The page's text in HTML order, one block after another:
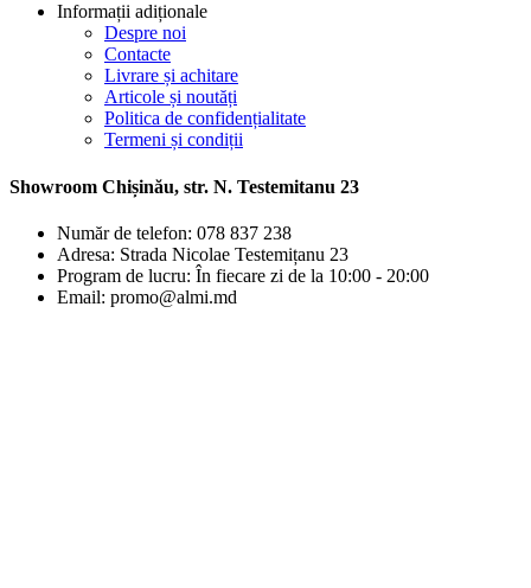
Informații adiționale
Despre noi
Contacte
Livrare și achitare
Articole și noutăți
Politica de confidențialitate
Termeni și condiții
Showroom Chișinău, str. N. Testemitanu 23
Număr de telefon: 078 837 238
Adresa: Strada Nicolae Testemițanu 23
Program de lucru: În fiecare zi de la 10:00 - 20:00
Email: promo@almi.md